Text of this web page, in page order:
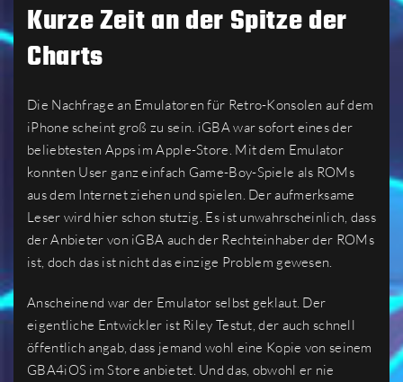
Kurze Zeit an der Spitze der
Charts
Die Nachfrage an Emulatoren für Retro-Konsolen auf dem
iPhone scheint groß zu sein. iGBA war sofort eines der
beliebtesten Apps im Apple-Store. Mit dem Emulator
konnten User ganz einfach Game-Boy-Spiele als ROMs
aus dem Internet ziehen und spielen. Der aufmerksame
Leser wird hier schon stutzig. Es ist unwahrscheinlich, dass
der Anbieter von iGBA auch der Rechteinhaber der ROMs
ist, doch das ist nicht das einzige Problem gewesen.
Anscheinend war der Emulator selbst geklaut. Der
eigentliche Entwickler ist Riley Testut, der auch schnell
öffentlich angab, dass jemand wohl eine Kopie von seinem
GBA4iOS im Store anbietet. Und das, obwohl er nie